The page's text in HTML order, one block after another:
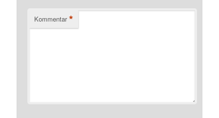
Kommentar *